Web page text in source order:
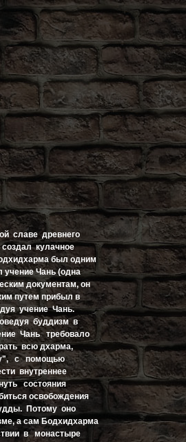
славе древнего
кулачное
был одним
учение Чань (одна
документам, он
путем прибыл в
учение Чань.
буддизм в
Чань требовало
всю дхарма,
с помощью
внутреннее
состояния
освобождения
Потому оно
а сам Бодхидхарма
в монастыре